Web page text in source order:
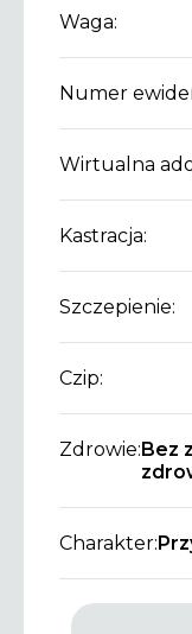
Waga:
Numer
Wirtualna
Kastracja:
Szczepienie:
Czip:
Zdrowie:Bez
Charakter: